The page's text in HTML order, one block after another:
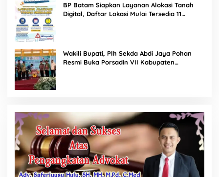
BP Batam Siapkan Layanan Alokasi Tanah
Digital, Daftar Lokasi Mulai Tersedia 11
Wakili Bupati, Plh Sekda Abdi Jaya Pohan
Resmi Buka Porsadin VII Kabupaten